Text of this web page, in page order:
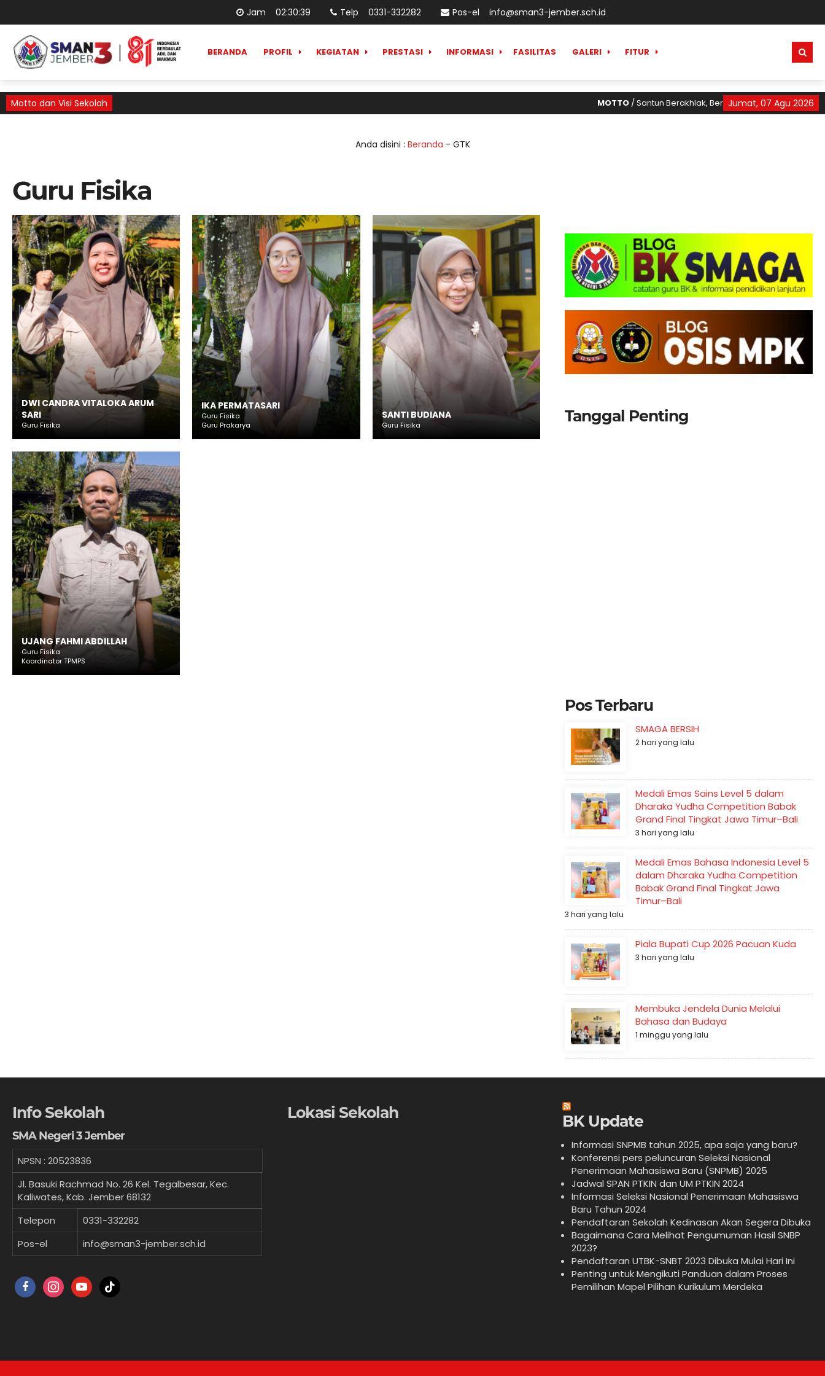
Jam 02:30:39 Telp 0331-332282 Pos-el info@sman3-jember.sch.id
BERANDA PROFIL KEGIATAN PRESTASI INFORMASI FASILITAS GALERI FITUR
Motto dan Visi Sekolah Jumat, 07 Agu 2026
MOTTO/ Santun Berakhlak, Berani Bermimpi, Berani
Anda disini : Beranda - GTK
Guru Fisika
DWI CANDRA VITALOKA ARUM
SARI
Guru Fisika
IKA PERMATASARI
Guru Fisika
Guru Prakarya
SANTI BUDIANA
Guru Fisika
UJANG FAHMI ABDILLAH
Guru Fisika
Koordinator TPMPS
Tanggal Penting
Pos Terbaru
SMAGA BERSIH
2 hari yang lalu
Medali Emas Sains Level 5 dalam
Dharaka Yudha Competition Babak
Grand Final Tingkat Jawa Timur–Bali
3 hari yang lalu
Medali Emas Bahasa Indonesia Level 5
dalam Dharaka Yudha Competition
Babak Grand Final Tingkat Jawa
Timur–Bali
3 hari yang lalu
Piala Bupati Cup 2026 Pacuan Kuda
3 hari yang lalu
Membuka Jendela Dunia Melalui
Bahasa dan Budaya
1 minggu yang lalu
Info Sekolah
SMA Negeri 3 Jember
NPSN : 20523836
Jl. Basuki Rachmad No. 26 Kel. Tegalbesar, Kec.
Kaliwates, Kab. Jember 68132
Telepon
0331-332282
Pos-el
info@sman3-jember.sch.id
facebookinstagramyoutubetiktok
Lokasi Sekolah BK Update
Informasi SNPMB tahun 2025, apa saja yang baru?
Konferensi pers peluncuran Seleksi Nasional
Penerimaan Mahasiswa Baru (SNPMB) 2025
Jadwal SPAN PTKIN dan UM PTKIN 2024
Informasi Seleksi Nasional Penerimaan Mahasiswa
Baru Tahun 2024
Pendaftaran Sekolah Kedinasan Akan Segera Dibuka
Bagaimana Cara Melihat Pengumuman Hasil SNBP
2023?
Pendaftaran UTBK-SNBT 2023 Dibuka Mulai Hari Ini
Penting untuk Mengikuti Panduan dalam Proses
Pemilihan Mapel Pilihan Kurikulum Merdeka